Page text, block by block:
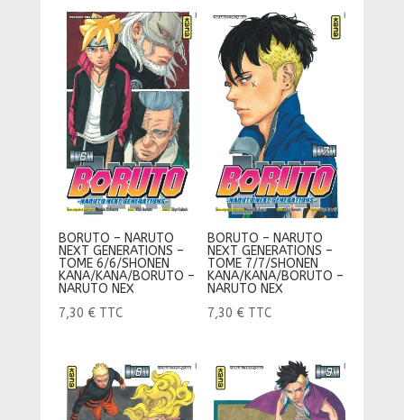
BORUTO – NARUTO
NEXT GENERATIONS –
TOME 6/6/SHONEN
KANA/KANA/BORUTO –
NARUTO NEX
7,30 € TTC
BORUTO – NARUTO
NEXT GENERATIONS –
TOME 7/7/SHONEN
KANA/KANA/BORUTO –
NARUTO NEX
7,30 € TTC